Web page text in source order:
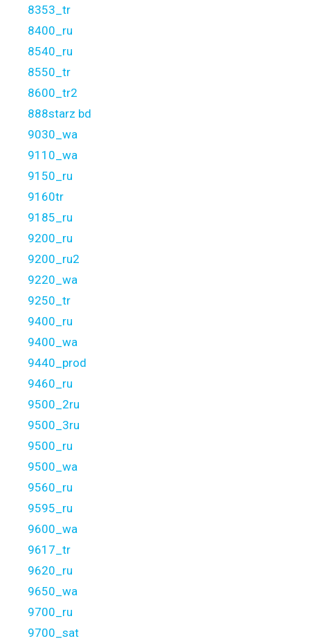
8353_tr
8400_ru
8540_ru
8550_tr
8600_tr2
888starz bd
9030_wa
9110_wa
9150_ru
9160tr
9185_ru
9200_ru
9200_ru2
9220_wa
9250_tr
9400_ru
9400_wa
9440_prod
9460_ru
9500_2ru
9500_3ru
9500_ru
9500_wa
9560_ru
9595_ru
9600_wa
9617_tr
9620_ru
9650_wa
9700_ru
9700_sat